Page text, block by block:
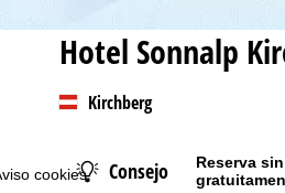
cookies
á
n
Hotel Sonnalp
Kirchberg
Consejo Reserva